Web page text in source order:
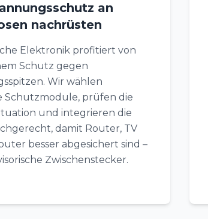
an
nachrüsten
Elektronik profitiert von
Schutz gegen
Wir wählen
Schutzmodule, prüfen die
und integrieren die
damit Router, TV
besser abgesichert sind –
Zwischenstecker.